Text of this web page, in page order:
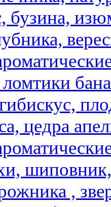
бузина,
цедра
,